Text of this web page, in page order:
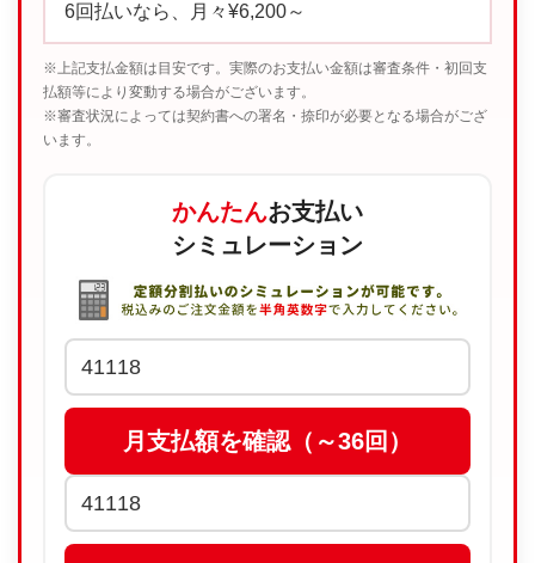
6回払いなら、月々¥6,200～
※上記支払金額は目安です。実際のお支払い金額は審査条件・初回支
払額等により変動する場合がございます。
※審査状況によっては契約書への署名・捺印が必要となる場合がござ
います。
かんたんお支払い
シミュレーション